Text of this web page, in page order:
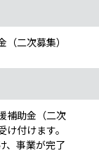
二次募集）
補助金（二次
付けます。
、事業が完了